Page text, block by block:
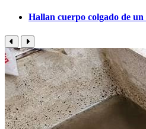
Hallan cuerpo colgado de